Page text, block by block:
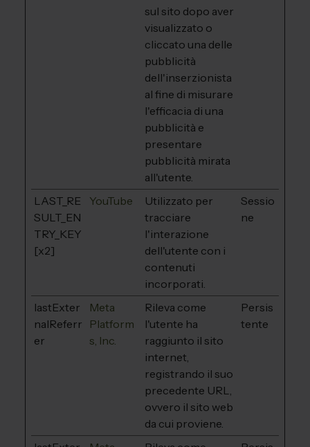
sul sito dopo aver
visualizzato o
cliccato una delle
pubblicità
dell'inserzionista
al fine di misurare
l'efficacia di una
pubblicità e
presentare
pubblicità mirata
all'utente.
LAST_RE
SULT_EN
TRY_KEY
[x2]
YouTube
Utilizzato per
tracciare
l'interazione
dell'utente con i
contenuti
incorporati.
Sessio
ne
lastExter
nalReferr
er
Meta
Platform
s, Inc.
Rileva come
l'utente ha
raggiunto il sito
internet,
registrando il suo
precedente URL,
ovvero il sito web
da cui proviene.
Persis
tente